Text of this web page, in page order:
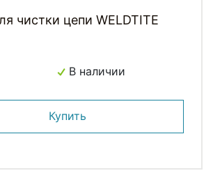
чистки цепи WELDTITE
В наличии
Купить